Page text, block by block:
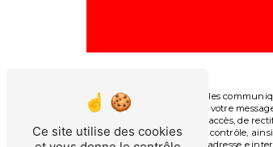
** Les données personnelles
le seul but de répondre à votre
Vous disposez de droits d’accès, de
auprès d’une autorité de contrôle,
courrier électronique à l'adresse
Ce site utilise des cookies